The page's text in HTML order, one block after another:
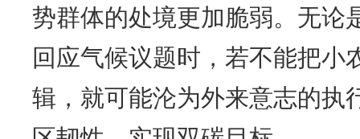
势群体的处境更加脆弱。无论
回应气候议题时，若不能把小
辑，就可能沦为外来意志的执